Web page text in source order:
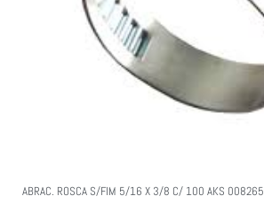
ABRAC. ROSCA S/FIM 5/16 X 3/8 C/ 100 AKS 008265